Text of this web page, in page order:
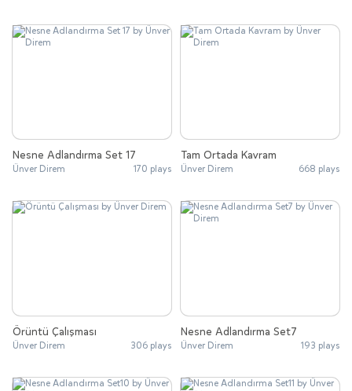
Nesne Adlandırma Set 17
Ünver Direm 170 plays
Tam Ortada Kavram
Ünver Direm 668 plays
Örüntü Çalışması
Ünver Direm 306 plays
Nesne Adlandırma Set7
Ünver Direm 193 plays